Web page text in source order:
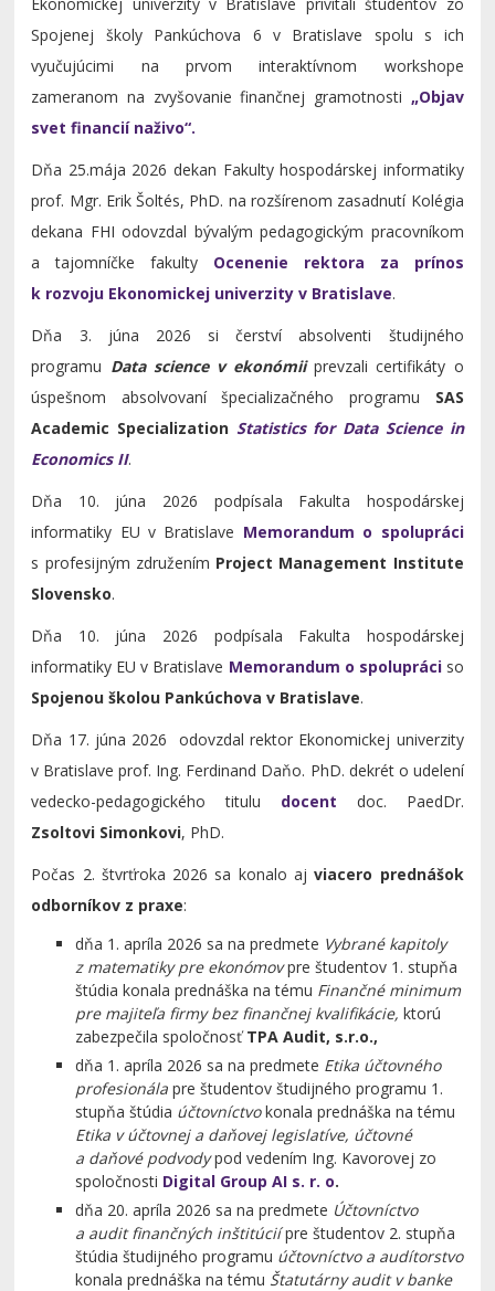
Spojenej školy Pankúchova 6 v Bratislave spolu s ich
vyučujúcimi na prvom interaktívnom workshope
zameranom na zvyšovanie finančnej gramotnosti „Objav
svet financií naživo“.
Dňa 25.mája 2026 dekan Fakulty hospodárskej informatiky
prof. Mgr. Erik Šoltés, PhD. na rozšírenom zasadnutí Kolégia
dekana FHI odovzdal bývalým pedagogickým pracovníkom
a tajomníčke fakulty Ocenenie rektora za prínos
k rozvoju Ekonomickej univerzity v Bratislave.
Dňa 3. júna 2026 si čerství absolventi študijného
programu Data science v ekonómiiprevzali certifikáty o
úspešnom absolvovaní špecializačného programu SAS
Academic Specialization Statistics for Data Science in
Economics II.
Dňa 10. júna 2026 podpísala Fakulta hospodárskej
informatiky EU v Bratislave Memorandum o spolupráci
s profesijným združením Project Management Institute
Slovensko.
Dňa 10. júna 2026 podpísala Fakulta hospodárskej
informatiky EU v Bratislave Memorandum o spolupráciso
Spojenou školou Pankúchova v Bratislave.
Dňa 17. júna 2026 odovzdal rektor Ekonomickej univerzity
v Bratislave prof. Ing. Ferdinand Daňo. PhD. dekrét o udelení
vedecko-pedagogického titulu docent doc. PaedDr.
Zsoltovi Simonkovi, PhD.
Počas 2. štvrťroka 2026 sa konalo ajviacero prednášok
odborníkov z praxe:
dňa 1. apríla 2026 sa na predmete Vybrané kapitoly
z matematiky pre ekonómovpre študentov 1. stupňa
štúdia konala prednáška na tému Finančné minimum
pre majiteľa firmy bez finančnej kvalifikácie,ktorú
zabezpečila spoločnosťTPA Audit, s.r.o.,
dňa 1. apríla 2026 sa na predmete Etika účtovného
profesionála pre študentov študijného programu 1.
stupňa štúdia účtovníctvokonala prednáška na tému
Etika v účtovnej a daňovej legislatíve, účtovné
a daňové podvodypod vedením Ing. Kavorovej zo
spoločnosti Digital Group AI s. r. o.
dňa 20. apríla 2026 sa na predmete Účtovníctvo
a audit finančných inštitúciípre študentov 2. stupňa
štúdia študijného programu účtovníctvo a audítorstvo
konala prednáška na tému Štatutárny audit v banke